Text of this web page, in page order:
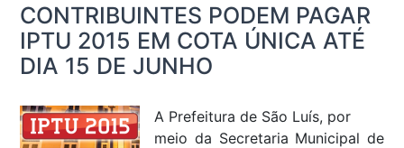
CONTRIBUINTES PODEM PAGAR
IPTU 2015 EM COTA ÚNICA ATÉ
DIA 15 DE JUNHO
A Prefeitura de São Luís, por
meio da Secretaria Municipal de